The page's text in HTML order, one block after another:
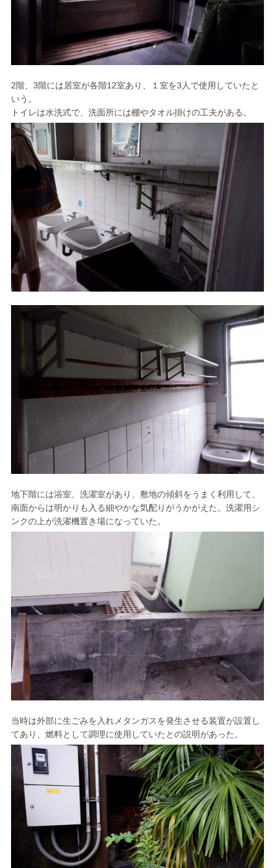
2階、3階には居室が各階12室あり、１室を3人で使用していたと
いう。
トイレは水洗式で、洗面所には棚やタオル掛けの工夫がある。
地下階には浴室、洗濯室があり、敷地の傾斜をうまく利用して、
南面からは明かりも入る細やかな気配りがうかがえた。洗濯用シ
ンクの上が洗濯機置き場になっていた。
当時は外部に生ごみを入れメタンガスを発生させる装置が設置し
てあり、燃料として調理に使用していたとの説明があった。